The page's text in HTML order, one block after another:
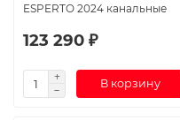
ESPERTO 2024 канальные
123 290 ₽
В корзину